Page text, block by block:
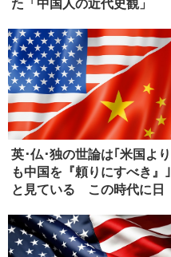
た「中国人の近代史観」
英･仏･独の世論は｢米国より
も中国を『頼りにすべき』｣
と見ている この時代に日